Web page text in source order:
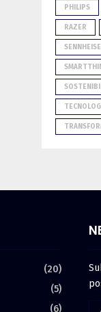
PHILIPS
RAZER
(20)
(5)
(6)